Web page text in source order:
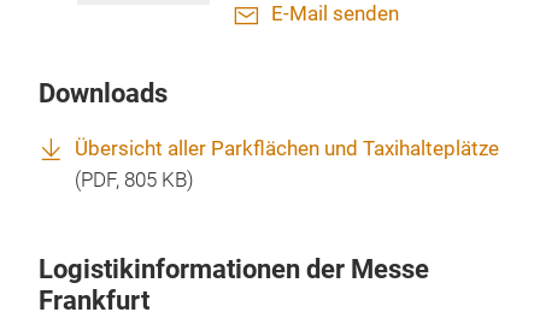
E-Mail senden
Downloads
Übersicht aller Parkflächen und Taxihalteplätze
(PDF, 805 KB)
Logistikinformationen der Messe
Frankfurt